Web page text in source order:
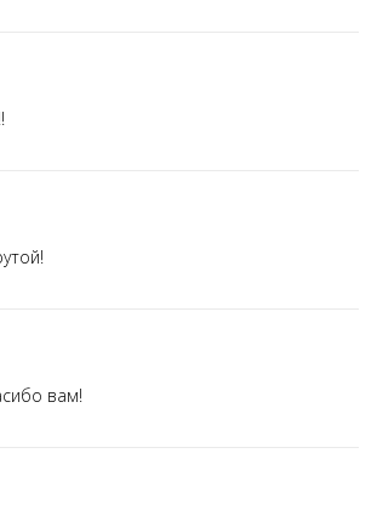
вам!